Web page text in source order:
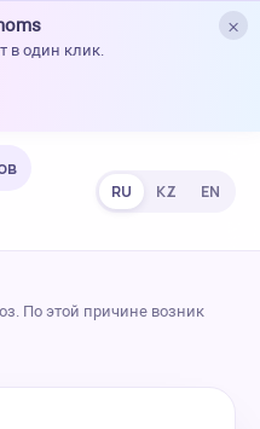
×
в один клик.
RU KZ EN
По этой причине возник